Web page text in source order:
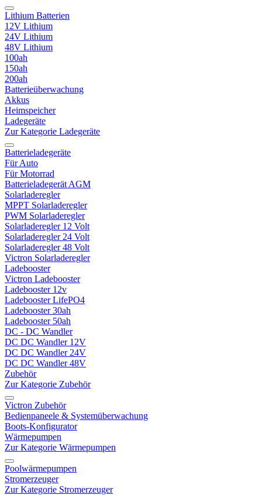
Lithium Batterien
12V Lithium
24V Lithium
48V Lithium
100ah
150ah
200ah
Batterieüberwachung
Akkus
Heimspeicher
Ladegeräte
Zur Kategorie Ladegeräte
Batterieladegeräte
Für Auto
Für Motorrad
Batterieladegerät AGM
Solarladeregler
MPPT Solarladeregler
PWM Solarladeregler
Solarladeregler 12 Volt
Solarladeregler 24 Volt
Solarladeregler 48 Volt
Victron Solarladeregler
Ladebooster
Victron Ladebooster
Ladebooster 12v
Ladebooster LifePO4
Ladebooster 30ah
Ladebooster 50ah
DC - DC Wandler
DC DC Wandler 12V
DC DC Wandler 24V
DC DC Wandler 48V
Zubehör
Zur Kategorie Zubehör
Victron Zubehör
Bedienpaneele & Systemüberwachung
Boots-Konfigurator
Wärmepumpen
Zur Kategorie Wärmepumpen
Poolwärmepumpen
Stromerzeuger
Zur Kategorie Stromerzeuger